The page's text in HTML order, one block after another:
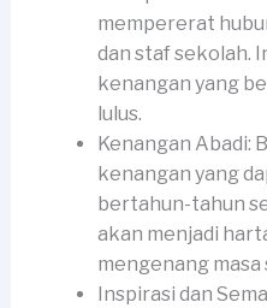
mempererat
dan staf sekolah.
kenangan yang
lulus.
Kenangan Abadi:
kenangan yang
bertahun-tahun
akan menjadi
mengenang masa
Inspirasi dan